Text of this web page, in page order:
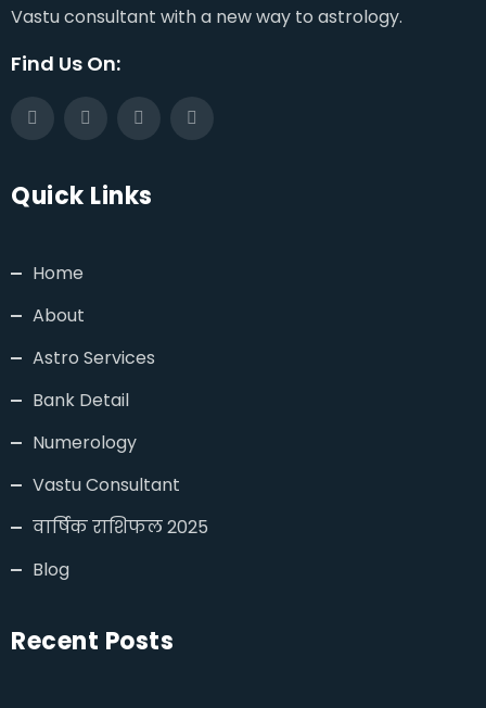
Vastu consultant with a new way to astrology.
Find Us On:
Quick Links
Home
About
Astro Services
Bank Detail
Numerology
Vastu Consultant
वार्षिक राशिफल 2025
Blog
Recent Posts